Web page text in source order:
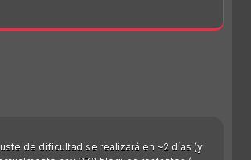
de dificultad se realizará en ~2 días (y